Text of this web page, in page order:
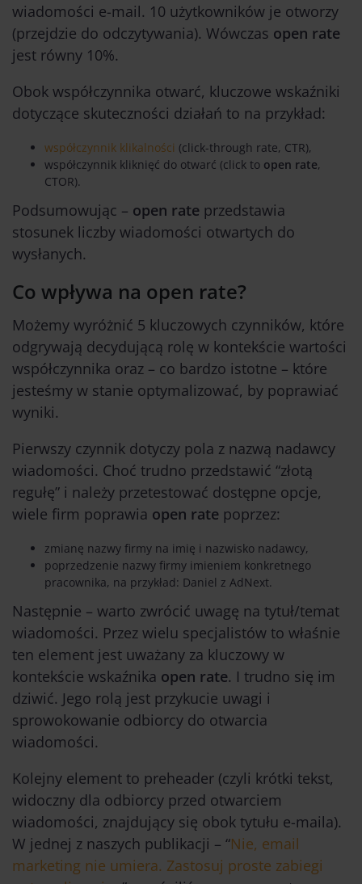
wiadomości e-mail. 10 użytkowników je otworzy
(przejdzie do odczytywania). Wówczas open rate
jest równy 10%.
Obok współczynnika otwarć, kluczowe wskaźniki
dotyczące skuteczności działań to na przykład:
współczynnik klikalności (click-through rate, CTR),
współczynnik kliknięć do otwarć (click to open rate,
CTOR).
Podsumowując – open rate przedstawia
stosunek liczby wiadomości otwartych do
wysłanych.
Co wpływa na open rate?
Możemy wyróżnić 5 kluczowych czynników, które
odgrywają decydującą rolę w kontekście wartości
współczynnika oraz – co bardzo istotne – które
jesteśmy w stanie optymalizować, by poprawiać
wyniki.
Pierwszy czynnik dotyczy pola z nazwą nadawcy
wiadomości. Choć trudno przedstawić “złotą
regułę” i należy przetestować dostępne opcje,
wiele firm poprawia open rate poprzez:
zmianę nazwy firmy na imię i nazwisko nadawcy,
poprzedzenie nazwy firmy imieniem konkretnego
pracownika, na przykład: Daniel z AdNext.
Następnie – warto zwrócić uwagę na tytuł/temat
wiadomości. Przez wielu specjalistów to właśnie
ten element jest uważany za kluczowy w
kontekście wskaźnika open rate. I trudno się im
dziwić. Jego rolą jest przykucie uwagi i
sprowokowanie odbiorcy do otwarcia
wiadomości.
Kolejny element to preheader (czyli krótki tekst,
widoczny dla odbiorcy przed otwarciem
wiadomości, znajdujący się obok tytułu e-maila).
W jednej z naszych publikacji – “Nie, email
marketing nie umiera. Zastosuj proste zabiegi